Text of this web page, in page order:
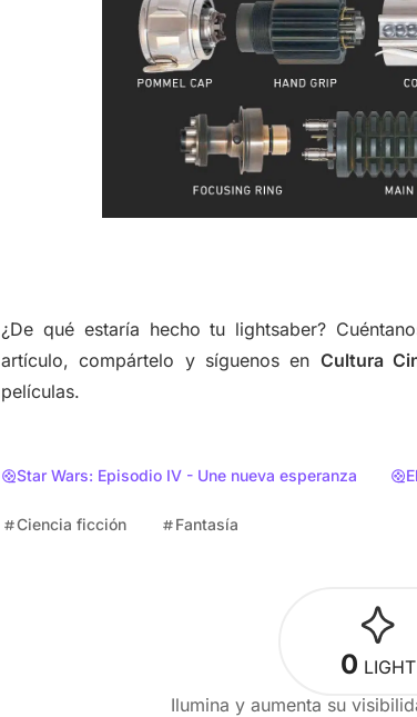
¿De qué estaría hecho tu lightsaber?
artículo, compártelo y síguenos en Cultura
películas.
Star Wars: Episodio IV - Une nueva esperanza
Ciencia ficción Fantasía
0 LIGHT
Ilumina y aumenta su